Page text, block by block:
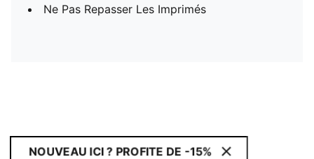
Ne Pas Repasser Les Imprimés
NOUVEAU ICI ? PROFITE DE -15%